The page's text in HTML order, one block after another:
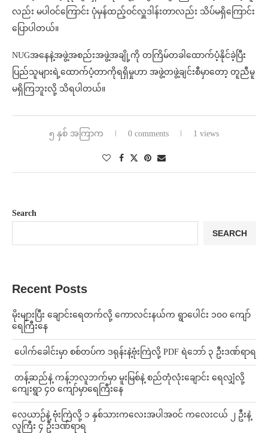
လည်း မပါဝင်ကြောင်း ပုံမှန်ထည့်ဝင်လှူဒါန်းတာလည်း သိပ်မရှိကြောင်း
ပြောပါတယ်။
NUGအနေနဲ့အဖွဲ့အစည်းအဖွဲ့အချို့ကို တကြိမ်တခါထောက်ပံ့နိုင်ခဲ့ပြီး
ပြည်သူများရဲ့ထောက်ပံ့တာကိုရရှိမှုဟာ အဖွဲ့တဖွဲ့ချင်းစီမှာတော့ တူညီမူ
မရှိကြဘူးလို့ သိရပါတယ်။
၅ နှစ် အကြာက 0 comments 1 views
Search
SEARCH
Recent Posts
⁨မိုးများပြီး ချောင်းရေတက်လို့ ကောလင်းနယ်က ရွာပေါင်း ၁၀၀ ကျော်
ရေကြီးနေ
⁩ ⁨ပေါက်ခေါင်းမှာ စစ်တပ်က ဒရုန်းနဲ့ဗုံးကြဲလို့ PDF ရဲဘော် ၃ ဦးဒဏ်ရာရ
⁩ ⁨တန့်ဆည်နဲ့ ကန့်ဘလူဘက်မှာ မူးမြစ်နဲ့ စည်တုံလုံးချောင်း ရေလျှံလို့
ကျေးရွာ ၄၀ ကျော်မှာရေကြီးနေ
⁨လေယာဉ်နဲ့ ဗုံးကြဲလို့ ၁ နှစ်သားကလေးအပါအဝင် ကလေးငယ် ၂ ဦးနဲ့
လူကြီး ၄ ဦးဒဏ်ရာရ